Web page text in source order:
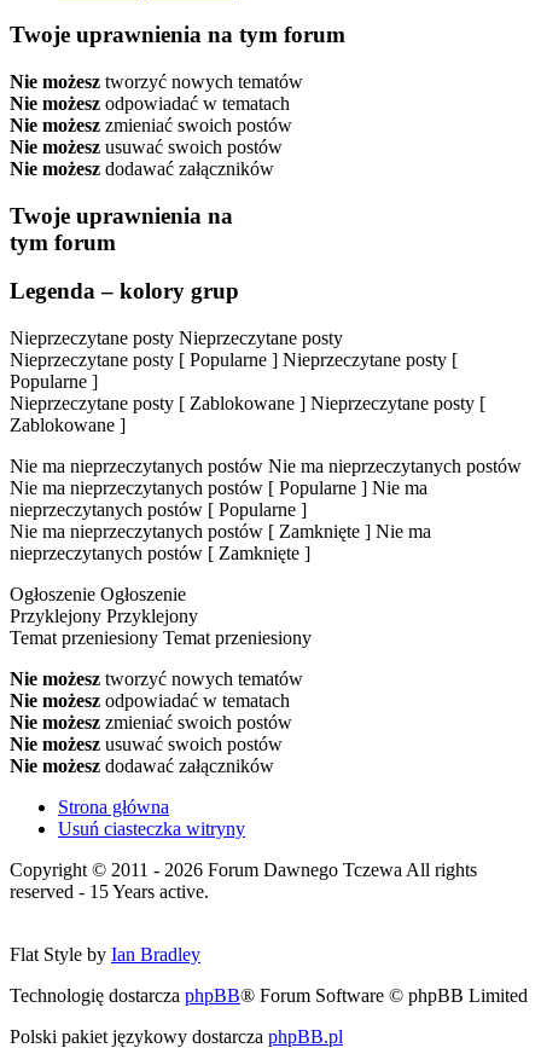
Twoje uprawnienia na tym forum
Nie możesz tworzyć nowych tematów
Nie możesz odpowiadać w tematach
Nie możesz zmieniać swoich postów
Nie możesz usuwać swoich postów
Nie możesz dodawać załączników
Twoje uprawnienia na
tym forum
Legenda – kolory grup
Nieprzeczytane posty Nieprzeczytane posty
Nieprzeczytane posty [ Popularne ] Nieprzeczytane posty [
Popularne ]
Nieprzeczytane posty [ Zablokowane ] Nieprzeczytane posty [
Zablokowane ]
Nie ma nieprzeczytanych postów Nie ma nieprzeczytanych postów
Nie ma nieprzeczytanych postów [ Popularne ] Nie ma
nieprzeczytanych postów [ Popularne ]
Nie ma nieprzeczytanych postów [ Zamknięte ] Nie ma
nieprzeczytanych postów [ Zamknięte ]
Ogłoszenie Ogłoszenie
Przyklejony Przyklejony
Temat przeniesiony Temat przeniesiony
Nie możesz tworzyć nowych tematów
Nie możesz odpowiadać w tematach
Nie możesz zmieniać swoich postów
Nie możesz usuwać swoich postów
Nie możesz dodawać załączników
Strona główna
Usuń ciasteczka witryny
Copyright © 2011 - 2026 Forum Dawnego Tczewa All rights
reserved - 15 Years active.
Flat Style by Ian Bradley
Technologię dostarcza phpBB® Forum Software © phpBB Limited
Polski pakiet językowy dostarcza phpBB.pl